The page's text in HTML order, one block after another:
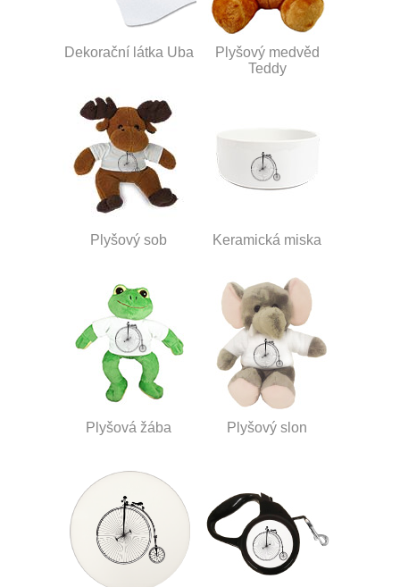
Dekorační látka Uba
Plyšový medvěd
Teddy
Plyšový sob Keramická miska
Plyšová žába Plyšový slon